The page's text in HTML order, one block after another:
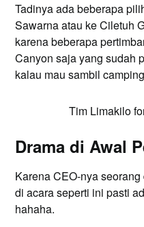
Tadinya ada beberapa
Sawarna atau ke Ciletuh
karena beberapa
Canyon saja yang sudah
kalau mau sambil
Tim Limakilo
Drama di Awal
Karena CEO-nya
di acara seperti ini pasti
hahaha.